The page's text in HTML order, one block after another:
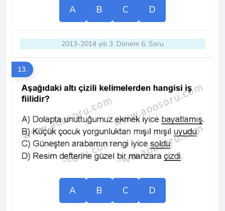
A B C D
2013-2014 yılı 3. Dönem 6. Soru
13.
A B C D